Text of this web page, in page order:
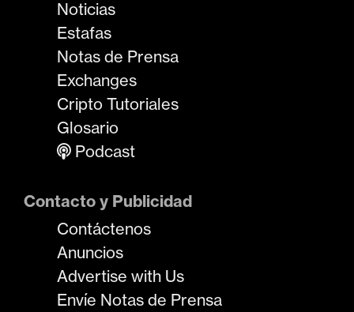
Noticias
Estafas
Notas de Prensa
Exchanges
Cripto Tutoriales
Glosario
Podcast
Contacto y Publicidad
Contáctenos
Anuncios
Advertise with Us
Envíe Notas de Prensa